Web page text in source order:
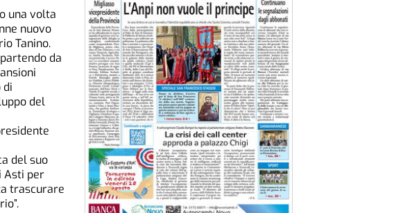
una volta
nuovo
Tanino.
da
di
del
del suo
Asti per
trascurare